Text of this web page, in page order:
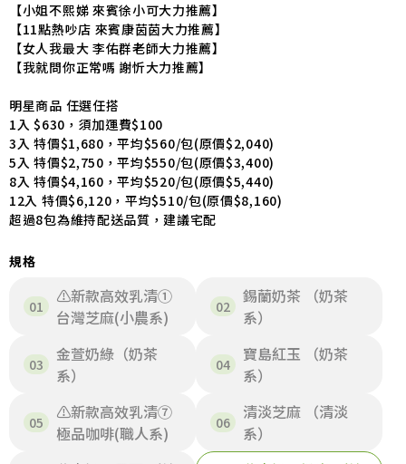
【小姐不熙娣 來賓徐小可大力推薦】
【11點熱吵店 來賓康茵茵大力推薦】
【女人我最大 李佑群老師大力推薦】
【我就問你正常嗎 謝忻大力推薦】
明星商品 任選任搭
1入 $630，須加運費$100
3入 特價$1,680，平均$560/包(原價$2,040)
5入 特價$2,750，平均$550/包(原價$3,400)
8入 特價$4,160，平均$520/包(原價$5,440)
12入 特價$6,120，平均$510/包(原價$8,160)
超過8包為維持配送品質，建議宅配
規格
⚠️新款高效乳清①
台灣芝麻(小農系)
錫蘭奶茶 （奶茶
系）
金萱奶綠（奶茶
系）
寶島紅玉 （奶茶
系）
⚠️新款高效乳清⑦
極品咖啡(職人系)
清淡芝麻 （清淡
系）